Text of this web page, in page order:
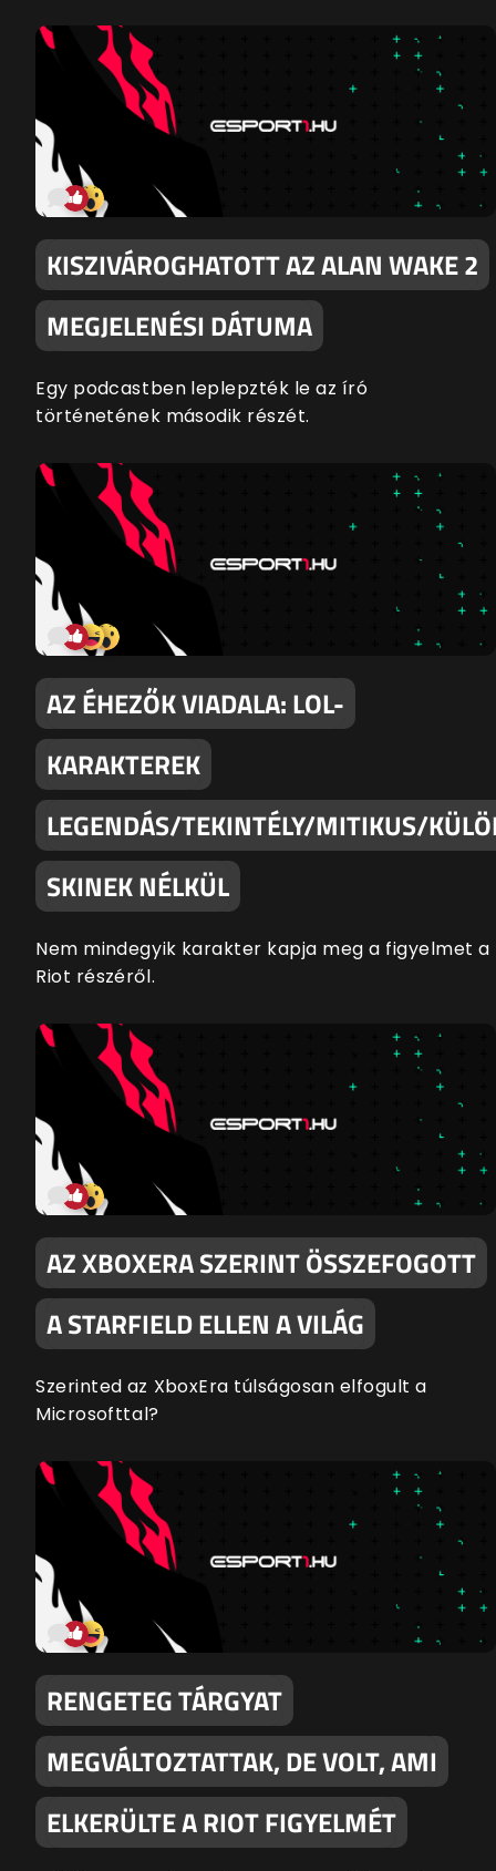
KISZIVÁROGHATOTT AZ ALAN WAKE 2
MEGJELENÉSI DÁTUMA
Egy podcastben leplepzték le az író
történetének második részét.
AZ ÉHEZŐK VIADALA: LOL-
KARAKTEREK
LEGENDÁS/TEKINTÉLY/MITIKUS/
SKINEK NÉLKÜL
Nem mindegyik karakter kapja meg a figyelmet a
Riot részéről.
AZ XBOXERA SZERINT ÖSSZEFOGOTT
A STARFIELD ELLEN A VILÁG
Szerinted az XboxEra túlságosan elfogult a
Microsofttal?
RENGETEG TÁRGYAT
MEGVÁLTOZTATTAK, DE VOLT, AMI
ELKERÜLTE A RIOT FIGYELMÉT